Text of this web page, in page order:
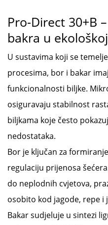
Pro-Direct 30+B
bakra u
U sustavima koji se
procesima, bor i bakar
funkcionalnosti biljke.
osiguravaju stabilnost
biljkama koje često
nedostataka.
Bor je ključan za
regulaciju prijenosa
do neplodnih cvjetova,
osobito kod jagode, repe i
Bakar sudjeluje u sintezi